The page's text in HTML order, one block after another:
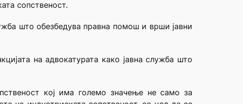
сопственост.
што обезбедува правна помош и врши јавни
на адвокатурата како јавна служба што
кој има големо значење не само за